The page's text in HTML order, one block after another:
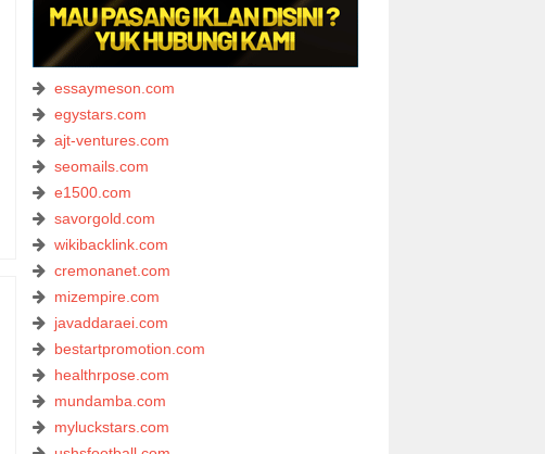
essaymeson.com
egystars.com
ajt-ventures.com
seomails.com
e1500.com
savorgold.com
wikibacklink.com
cremonanet.com
mizempire.com
javaddaraei.com
bestartpromotion.com
healthrpose.com
mundamba.com
myluckstars.com